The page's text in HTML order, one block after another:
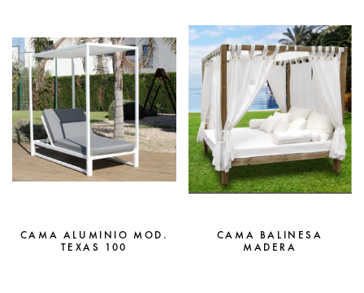
CAMA ALUMINIO MOD.
TEXAS 100
CAMA BALINESA
MADERA